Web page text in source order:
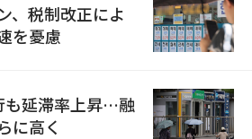
、税制改正によ
を憂慮
も延滞率上昇…融
に高く